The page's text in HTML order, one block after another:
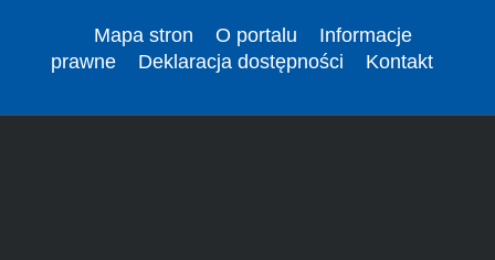
Mapa stron O portalu
Informacje
prawne
Deklaracja dostępności Kontakt